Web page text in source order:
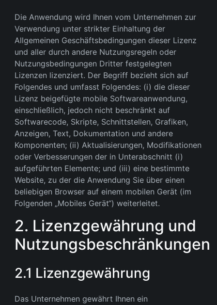
Die Anwendung wird Ihnen vom Unternehmen zur
Verwendung unter strikter Einhaltung der
Allgemeinen Geschäftsbedingungen dieser Lizenz
und aller durch andere Nutzungsregeln oder
Nutzungsbedingungen Dritter festgelegten
Lizenzen lizenziert. Der Begriff bezieht sich auf
Folgendes und umfasst Folgendes: (i) die dieser
Lizenz beigefügte mobile Softwareanwendung,
einschließlich, jedoch nicht beschränkt auf
Softwarecode, Skripte, Schnittstellen, Grafiken,
Anzeigen, Text, Dokumentation und andere
Komponenten; (ii) Aktualisierungen, Modifikationen
oder Verbesserungen der in Unterabschnitt (i)
aufgeführten Elemente; und (iii) eine bestimmte
Website, zu der die Anwendung Sie über einen
beliebigen Browser auf einem mobilen Gerät (im
Folgenden „Mobiles Gerät“) weiterleitet.
2. Lizenzgewährung und
Nutzungsbeschränkungen
2.1 Lizenzgewährung
Das Unternehmen gewährt Ihnen ein